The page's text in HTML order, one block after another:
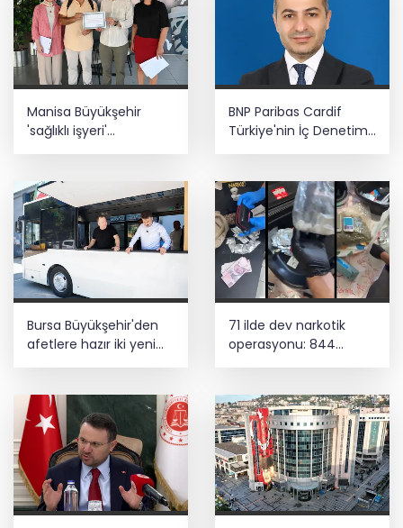
Manisa Büyükşehir
'sağlıklı işyeri'
sertifikasına kavuştu
BNP Paribas Cardif
Türkiye'nin İç Denetim
Direktörü Mustafa
Bursa Büyükşehir'den
afetlere hazır iki yeni
71 ilde dev narkotik
operasyonu: 844